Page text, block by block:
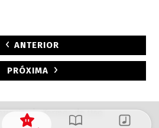
ANTERIOR
PRÓXIMA
| Termos de Uso